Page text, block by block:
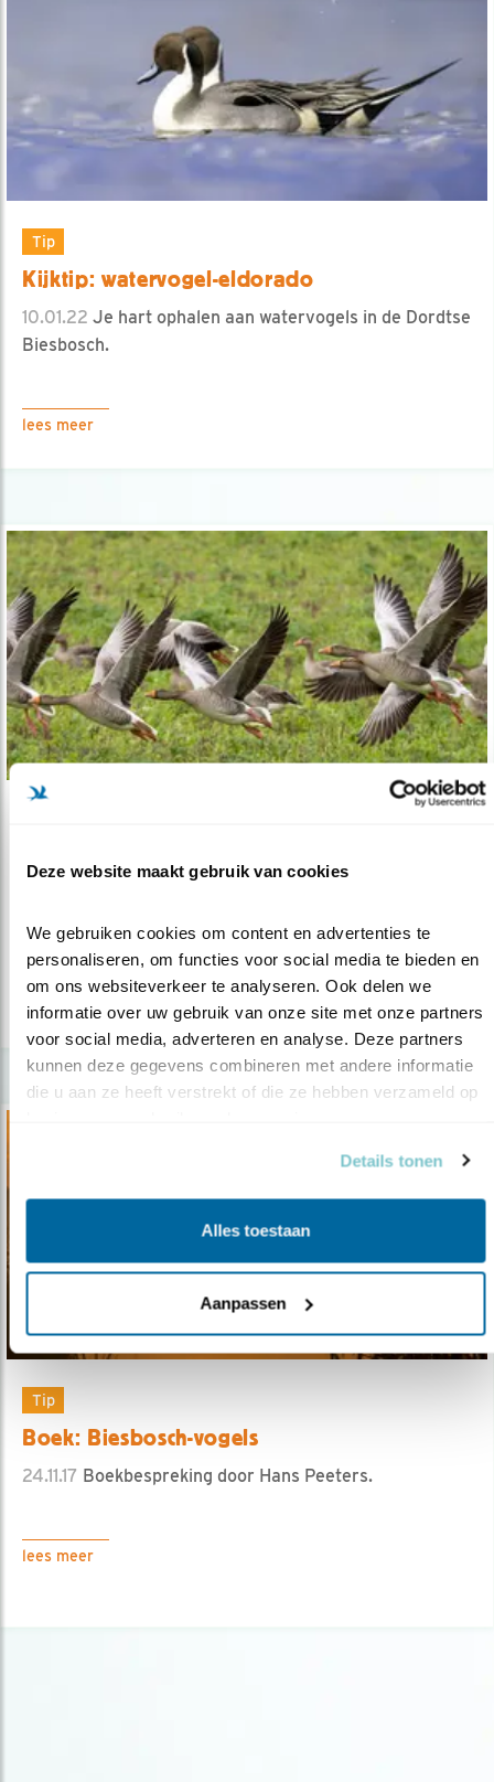
Deze website maakt gebruik van cookies
We gebruiken cookies om content en advertenties te
personaliseren, om functies voor social media te bieden en
om ons websiteverkeer te analyseren. Ook delen we
informatie over uw gebruik van onze site met onze partners
voor social media, adverteren en analyse. Deze partners
kunnen deze gegevens combineren met andere informatie
die u aan ze heeft verstrekt of die ze hebben verzameld op
Details tonen
Alles toestaan
Aanpassen
Tip
Kijktip: watervogel-eldorado
10.01.22 Je hart ophalen aan watervogels in de Dordtse
Biesbosch.
lees meer
Haringvliet en Biesbosch.
lees meer
Tip
Boek: Biesbosch-vogels
24.11.17 Boekbespreking door Hans Peeters.
lees meer